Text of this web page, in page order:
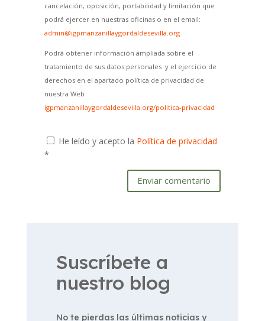
cancelación, oposición, portabilidad y limitación que
podrá ejercer en nuestras oficinas o en el email:
admin@igpmanzanillaygordaldesevilla.org
Podrá obtener información ampliada sobre el
tratamiento de sus datos personales y el ejercicio de
derechos en el apartado política de privacidad de
nuestra Web
igpmanzanillaygordaldesevilla.org/politica-privacidad
He leído y acepto la Política de privacidad
*
Enviar comentario
Suscríbete a
nuestro blog
No te pierdas las últimas noticias y